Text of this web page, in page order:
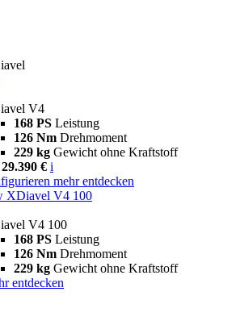
V4
168 PS Leistung
126 Nm Drehmoment
229 kg Gewicht ohne Kraftstoff
€ i
mehr entdecken
XDiavel V4 100
V4 100
168 PS Leistung
126 Nm Drehmoment
229 kg Gewicht ohne Kraftstoff
entdecken